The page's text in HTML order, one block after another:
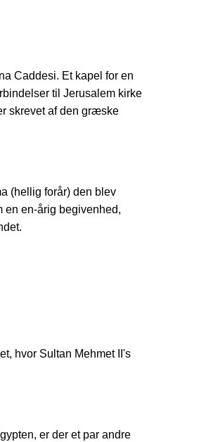
Caddesi. Et kapel for en
til Jerusalem kirke
skrevet af den græske
(hellig forår) den blev
en en-årig begivenhed,
hvor Sultan Mehmet II's
er der et par andre